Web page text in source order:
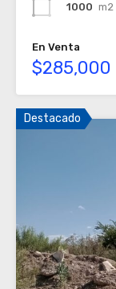
1000 m2
En Venta
$285,000
Destacado